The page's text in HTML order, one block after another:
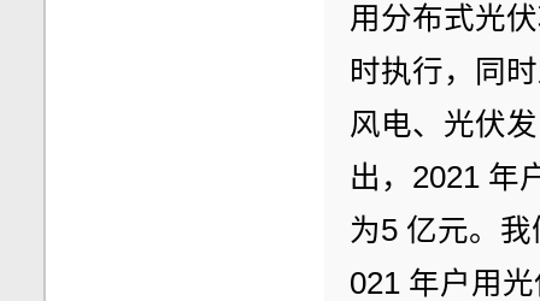
用分布式光
时执行，同
风电、光伏
出，2021 年
为5 亿元。
021 年户用